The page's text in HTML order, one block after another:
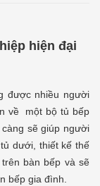
hiện đại
được nhiều người
về một bộ tủ bếp
sẽ giúp người
dưới, thiết kế thế
bàn bếp và sẽ
bếp gia đình.